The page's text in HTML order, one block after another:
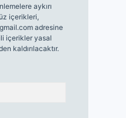
aykırı
içerikleri,
adresine
içerikler yasal
kaldırılacaktır.